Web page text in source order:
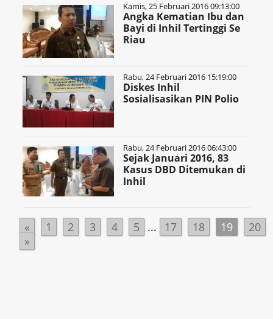
Kamis, 25 Februari 2016 09:13:00
Angka Kematian Ibu dan
Bayi di Inhil Tertinggi Se
Riau
Rabu, 24 Februari 2016 15:19:00
Diskes Inhil
Sosialisasikan PIN Polio
Rabu, 24 Februari 2016 06:43:00
Sejak Januari 2016, 83
Kasus DBD Ditemukan di
Inhil
« 1 2 3 4 5 ... 17 18 19
20
»